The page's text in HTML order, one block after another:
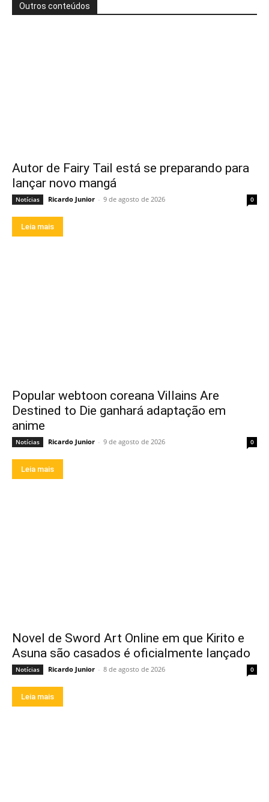
Outros conteúdos
Autor de Fairy Tail está se preparando para
lançar novo mangá
Notícias Ricardo Junior - 9 de agosto de 2026 0
Leia mais
Popular webtoon coreana Villains Are
Destined to Die ganhará adaptação em
anime
Notícias Ricardo Junior - 9 de agosto de 2026 0
Leia mais
Novel de Sword Art Online em que Kirito e
Asuna são casados é oficialmente lançado
Notícias Ricardo Junior - 8 de agosto de 2026 0
Leia mais